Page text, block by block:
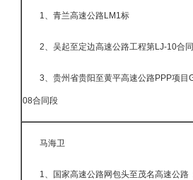
1、青兰高速公路LM1标
2、吴起至定边高速公路工程第LJ-10合
3、贵州省贵阳至黄平高速公路PPP项目
08合同段
马海卫
1、国家高速公路网包头至茂名高速公路